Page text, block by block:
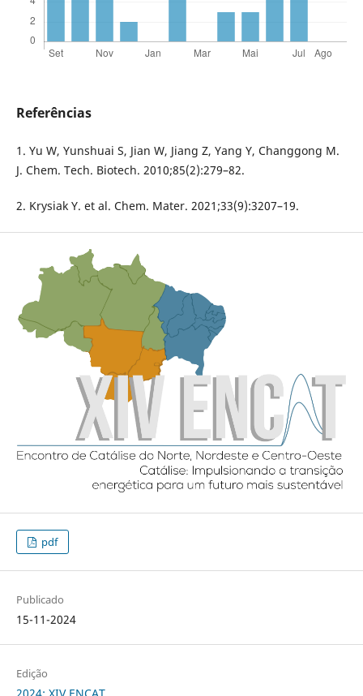
Referências
1. Yu W, Yunshuai S, Jian W, Jiang Z, Yang Y, Changgong M.
J. Chem. Tech. Biotech. 2010;85(2):279–82.
2. Krysiak Y. et al. Chem. Mater. 2021;33(9):3207–19.
pdf
Publicado
15-11-2024
Edição
2024: XIV ENCAT